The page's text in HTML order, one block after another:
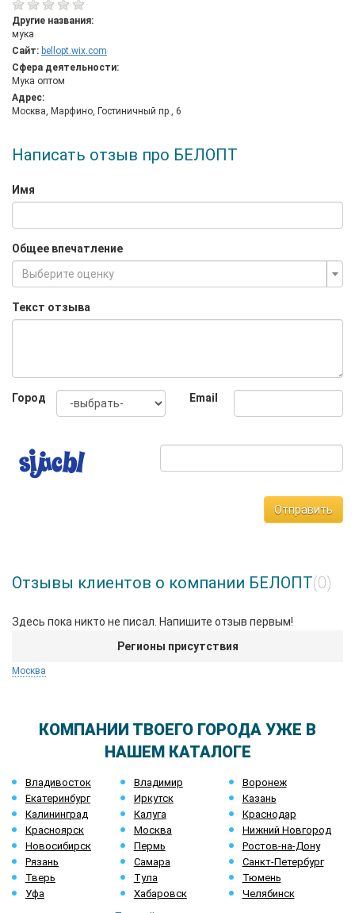
Другие названия:
мука
Сайт: bellopt.wix.com
Сфера деятельности:
Мука оптом
Адрес:
Москва, Марфино, Гостиничный пр., 6
Написать отзыв про БЕЛОПТ
Имя
Общее впечатление
Выберите оценку
Текст отзыва
Город Email
Отправить
Отзывы клиентов о компании БЕЛОПТ(0)
Здесь пока никто не писал. Напишите отзыв первым!
Регионы присутствия
Москва
КОМПАНИИ ТВОЕГО ГОРОДА УЖЕ В
НАШЕМ КАТАЛОГЕ
Владивосток Владимир
Воронеж
Екатеринбург
Иркутск
Казань
Калининград
Калуга
Краснодар
Красноярск
Москва
Нижний Новгород
Новосибирск
Пермь
Ростов-на-Дону
Рязань
Самара
Санкт-Петербург
Тверь
Тула
Тюмень
Уфа
Хабаровск Челябинск